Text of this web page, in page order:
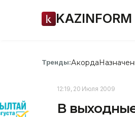
KAZINFORM
Тренды:Акорда
12:19, 20 Июля 2009
В